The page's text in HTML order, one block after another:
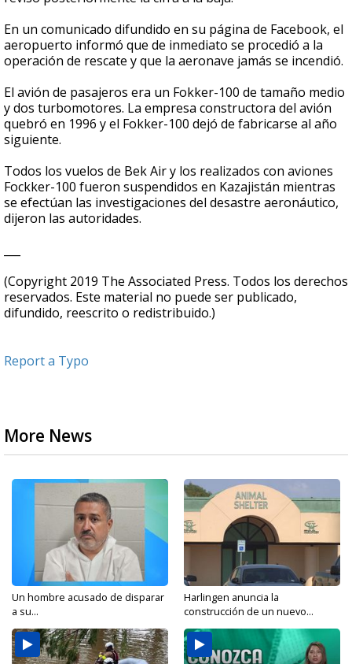
En un comunicado difundido en su página de Facebook, el
aeropuerto informó que de inmediato se procedió a la
operación de rescate y que la aeronave jamás se incendió.
El avión de pasajeros era un Fokker-100 de tamaño medio
y dos turbomotores. La empresa constructora del avión
quebró en 1996 y el Fokker-100 dejó de fabricarse al año
siguiente.
Todos los vuelos de Bek Air y los realizados con aviones
Fockker-100 fueron suspendidos en Kazajistán mientras
se efectúan las investigaciones del desastre aeronáutico,
dijeron las autoridades.
(Copyright 2019 The Associated Press. Todos los derechos
reservados. Este material no puede ser publicado,
difundido, reescrito o redistribuido.)
Report a Typo
More News
Un hombre acusado de disparar
a su...
Harlingen anuncia la
construcción de un nuevo...